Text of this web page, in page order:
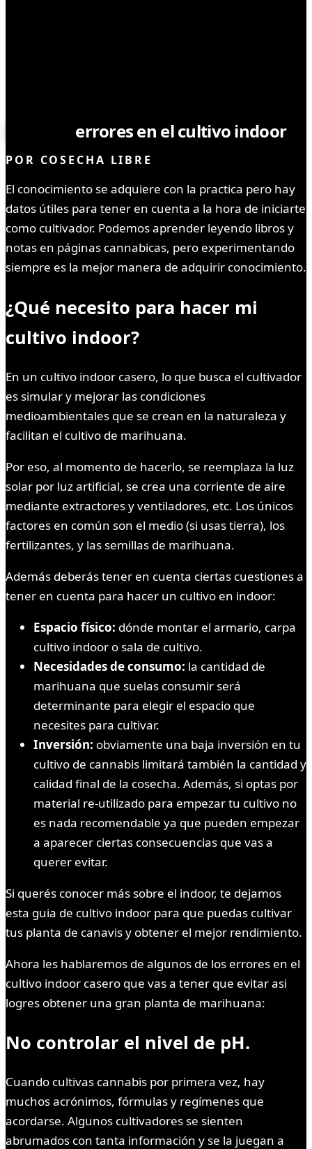
errores en el cultivo indoor
POR COSECHA LIBRE
El conocimiento se adquiere con la practica pero hay
datos útiles para tener en cuenta a la hora de iniciarte
como cultivador. Podemos aprender leyendo libros y
notas en páginas cannabicas, pero experimentando
siempre es la mejor manera de adquirir conocimiento.
¿Qué necesito para hacer mi
cultivo indoor?
En un cultivo indoor casero, lo que busca el cultivador
es simular y mejorar las condiciones
medioambientales que se crean en la naturaleza y
facilitan el cultivo de marihuana.
Por eso, al momento de hacerlo, se reemplaza la luz
solar por luz artificial, se crea una corriente de aire
mediante extractores y ventiladores, etc. Los únicos
factores en común son el medio (si usas tierra), los
fertilizantes, y las semillas de marihuana.
Además deberás tener en cuenta ciertas cuestiones a
tener en cuenta para hacer un cultivo en indoor:
Espacio físico: dónde montar el armario, carpa
cultivo indoor o sala de cultivo.
Necesidades de consumo: la cantidad de
marihuana que suelas consumir será
determinante para elegir el espacio que
necesites para cultivar.
Inversión: obviamente una baja inversión en tu
cultivo de cannabis limitará también la cantidad y
calidad final de la cosecha. Además, si optas por
material re-utilizado para empezar tu cultivo no
es nada recomendable ya que pueden empezar
a aparecer ciertas consecuencias que vas a
querer evitar.
Si querés conocer más sobre el indoor, te dejamos
esta guia de cultivo indoor para que puedas cultivar
tus planta de canavis y obtener el mejor rendimiento.
Ahora les hablaremos de algunos de los errores en el
cultivo indoor casero que vas a tener que evitar asi
logres obtener una gran planta de marihuana:
No controlar el nivel de pH.
Cuando cultivas cannabis por primera vez, hay
muchos acrónimos, fórmulas y regímenes que
acordarse. Algunos cultivadores se sienten
abrumados con tanta información y se la juegan a